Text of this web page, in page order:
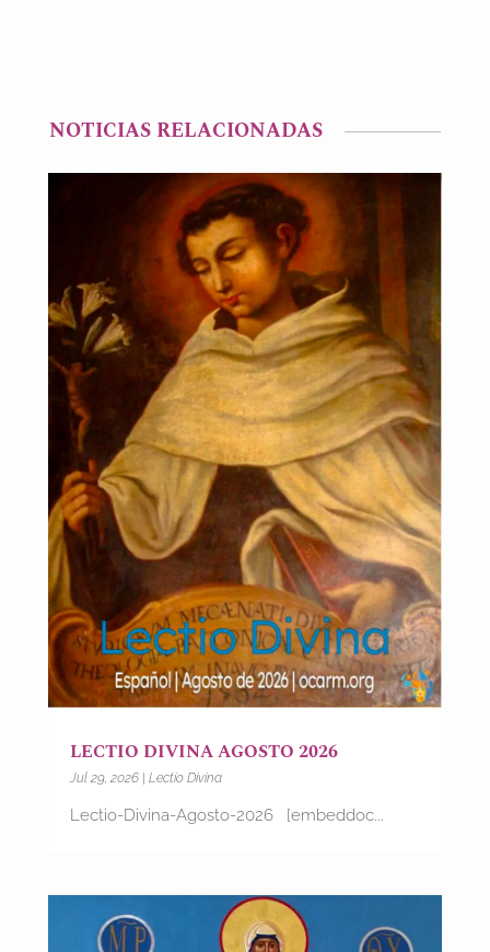
NOTICIAS RELACIONADAS
LECTIO DIVINA AGOSTO 2026
Jul 29, 2026| Lectio Divina
Lectio-Divina-Agosto-2026 [embeddoc...